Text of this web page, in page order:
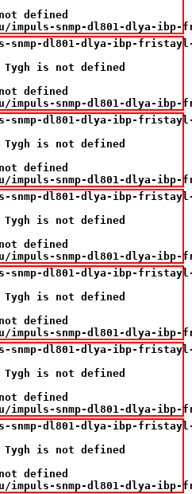
defined
impuls-snmp-dl801-dlya-ibp-
dl801-dlya-ibp-fristayl-
Tygh is not defined
defined
impuls-snmp-dl801-dlya-ibp-
dl801-dlya-ibp-fristayl-
Tygh is not defined
defined
impuls-snmp-dl801-dlya-ibp-
dl801-dlya-ibp-fristayl-
Tygh is not defined
defined
impuls-snmp-dl801-dlya-ibp-
dl801-dlya-ibp-fristayl-
Tygh is not defined
defined
impuls-snmp-dl801-dlya-ibp-
dl801-dlya-ibp-fristayl-
Tygh is not defined
defined
impuls-snmp-dl801-dlya-ibp-
dl801-dlya-ibp-fristayl-
Tygh is not defined
defined
impuls-snmp-dl801-dlya-ibp-